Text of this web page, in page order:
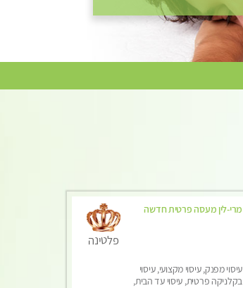
מרי-לין מעסה פרטית חדשה
עיסוי מפנק, עיסוי מקצועי, עיסוי
בקלניקה פרטית, עיסוי עד הבית,
פלטינה